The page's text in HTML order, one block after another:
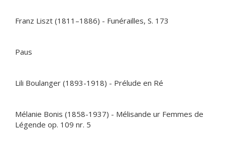
Franz Liszt (1811–1886) - Funérailles, S. 173
Paus
Lili Boulanger (1893-1918) - Prélude en Ré
Mélanie Bonis (1858-1937) - Mélisande ur Femmes de
Légende op. 109 nr. 5